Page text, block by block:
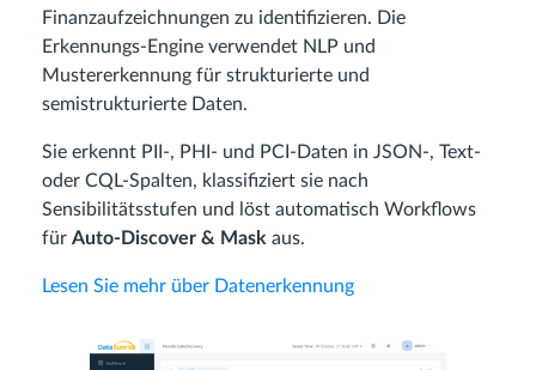
Finanzaufzeichnungen zu identifizieren. Die
Erkennungs-Engine verwendet NLP und
Mustererkennung für strukturierte und
semistrukturierte Daten.
Sie erkennt PII-, PHI- und PCI-Daten in JSON-, Text-
oder CQL-Spalten, klassifiziert sie nach
Sensibilitätsstufen und löst automatisch Workflows
für Auto-Discover & Mask aus.
Lesen Sie mehr über Datenerkennung